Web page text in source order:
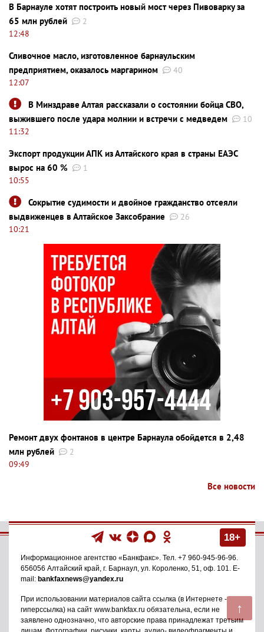
↑
В Барнауле хотят построить новый мост через Пивоварку за
65 млн рублей
2
12:48
Сливочное масло, изготовленное барнаульским
предприятием, оказалось маргарином
40
12:07
В Минздраве Алтая рассказали о состоянии бойца СВО,
выжившего после удара молнии и встречи с медведем
10
11:32
Экспорт продукции АПК из Алтайского края в страны ЕАЭС
вырос на 60 %
1
10:55
Сокрытие судимости и двойное гражданство отсеяли
выдвиженцев в Алтайское Заксобрание
26
10:21
Ремонт двух фонтанов в центре Барнаула обойдется в 2,48
млн рублей
2
09:49
Все новости
18+
Информационное агентство «Банкфакс» . Тел. +7 960-945-96-96
656056 Алтайский край, г. Барнаул ул. Короленко, 51, оф. 101
. E-
mail: bankfaxnews@yandex.ru
При использовании материалов сайта ссылка (в Интернете -
гиперссылка) на сайт www.bankfax.ru обязательна, если не
заявлено однозначно, что авторские права принадлежат третьим